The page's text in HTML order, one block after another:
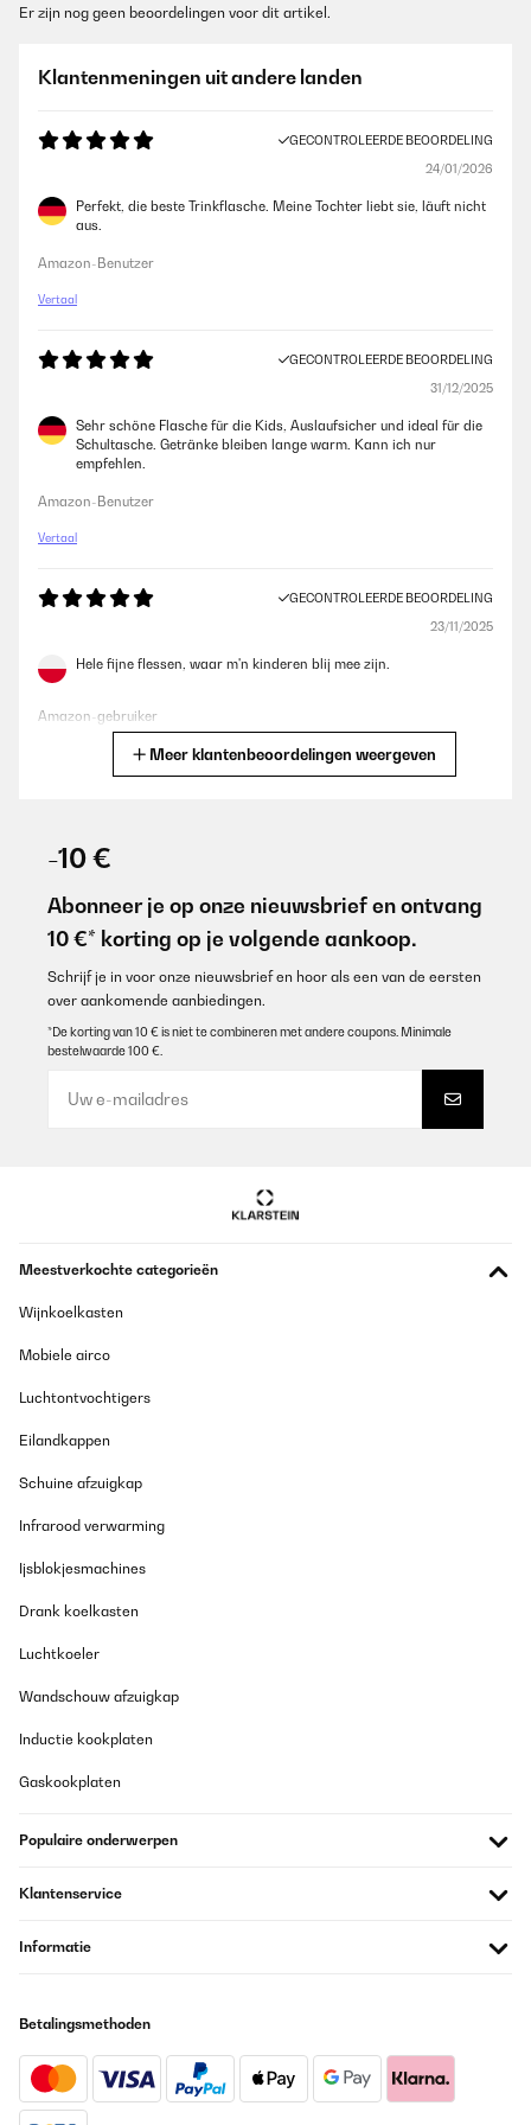
Er zijn nog geen beoordelingen voor dit artikel.
Klantenmeningen uit andere landen
GECONTROLEERDE BEOORDELING
24/01/2026
Perfekt, die beste Trinkflasche. Meine Tochter liebt sie, läuft nicht
aus.
Amazon-Benutzer
Vertaal
GECONTROLEERDE BEOORDELING
31/12/2025
Sehr schöne Flasche für die Kids, Auslaufsicher und ideal für die
Schultasche. Getränke bleiben lange warm. Kann ich nur
empfehlen.
Amazon-Benutzer
Vertaal
GECONTROLEERDE BEOORDELING
23/11/2025
Hele fijne flessen, waar m'n kinderen blij mee zijn.
Amazon-gebruiker
schon sehr eklich schmeckte.Sind sehr zufrieden. Das Muster
hält bisher. Klar gibt es Abplatzer an der Unterseite, wenn die
Flasche mal runter fällt oder unsanft auf einen steinigen
Untergrund abgestellt wird.Aber hei, das ist eine
Kindergartenflasche, die jeden Tag genutzt wirdWährend im
Sommer die Kids mit normaler Flasche heißes Wasser trinken,
trinkt mein Kind schön gekühltes Wasser. Und im Winter kann
man warmen Tee einfüllen und sich beim Spaziergang
aufwärmen.Werde ich wieder kaufen, falls wir nochmal eine
Amazon-Benutzer
Die Flasche an sich ist super Toll, nur der Deckel verschluss ist in
bitte Kontaktieren Sie mich per Email
_______________________________
ANTWORT
Sehr geehrter Kunde,
vielen Dank für Ihren Kommentar. Es freut uns zu hören, dass
Ihnen die Größe der Flasche gefällt. Es tut uns leid zu hören, dass
die Kappe nach 8 Monaten Gebrauch beschädigt wurde.
eine Garantie von 2 Jahren gewähren, mit Ausnahme der B-
Ihnen gerne weiterhelfen.
Wir sind gerne für Sie da und danken Ihnen für Ihr Vertrauen.
_______________________________
31/07/2025
Amazon-Benutzer
Vertaal
Meer klantenbeoordelingen weergeven
-10 €
Abonneer je op onze nieuwsbrief en ontvang
10 €* korting op je volgende aankoop.
Schrijf je in voor onze nieuwsbrief en hoor als een van de eersten
over aankomende aanbiedingen.
*De korting van 10 € is niet te combineren met andere coupons. Minimale
bestelwaarde 100 €.
Meestverkochte categorieën
Wijnkoelkasten
Mobiele airco
Luchtontvochtigers
Eilandkappen
Schuine afzuigkap
Infrarood verwarming
Ijsblokjesmachines
Drank koelkasten
Luchtkoeler
Wandschouw afzuigkap
Inductie kookplaten
Gaskookplaten
Populaire onderwerpen
Klantenservice
Informatie
Betalingsmethoden